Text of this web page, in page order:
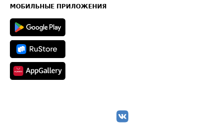
Техническая информация
МОБИЛЬНЫЕ ПРИЛОЖЕНИЯ